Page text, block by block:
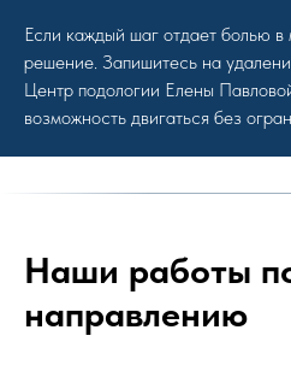
Если каждый шаг отдает болью в
решение. Запишитесь на
Центр подологии Елены
возможность двигаться без
Наши работы
направлению